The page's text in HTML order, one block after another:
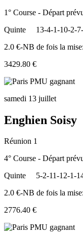
1° Course - Départ
Quinte
13-4-1-10-2-
2.0 €-NB de fois la
3429.80 €
samedi 13 juillet
Enghien Soisy
Réunion 1
4° Course - Départ
Quinte
5-2-11-12-1-
2.0 €-NB de fois la
2776.40 €